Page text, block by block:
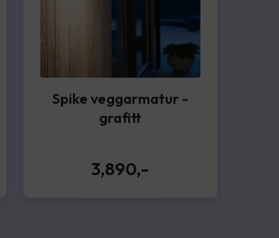
Spike veggarmatur -
grafitt
3,890,-